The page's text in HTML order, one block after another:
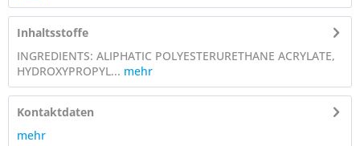
Inhaltsstoffe
INGREDIENTS: ALIPHATIC POLYESTERURETHANE ACRYLATE,
HYDROXYPROPYL... mehr
Kontaktdaten
mehr